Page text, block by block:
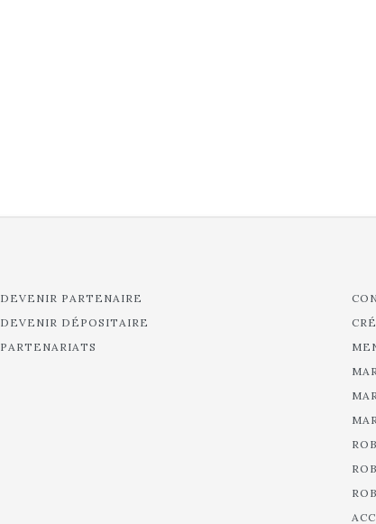
DEVENIR PARTENAIRE
DEVENIR DÉPOSITAIRE
PARTENARIATS